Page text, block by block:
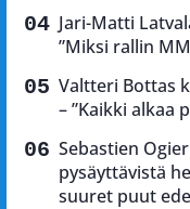
Jari-Matti
”Miksi rallin
Valtteri Bottas
– ”Kaikki alkaa
Sebastien
pysäyttävistä
suuret puut